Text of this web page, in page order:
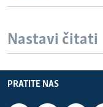
Nastavi čitati
PRATITE NAS